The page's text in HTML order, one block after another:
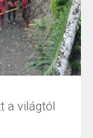
a világtól